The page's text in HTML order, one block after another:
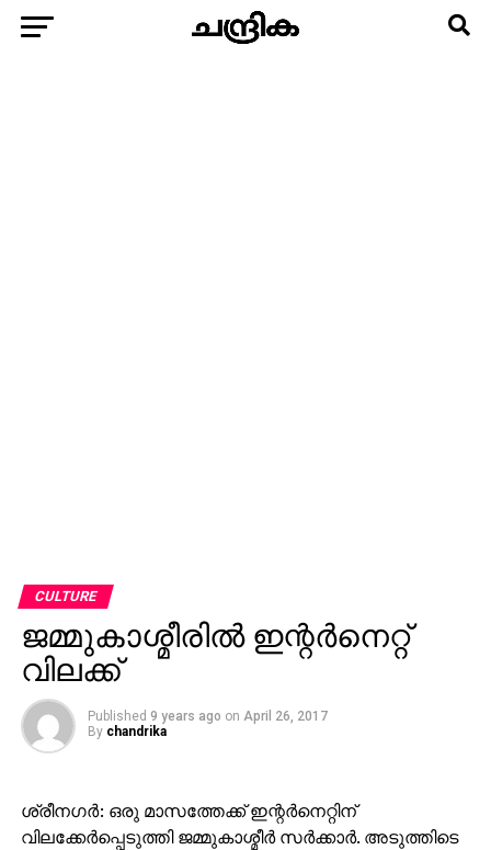
CULTURE
ജമ്മുകാശ്മീരില്‍ ഇന്റര്‍നെറ്റ്
വിലക്ക്
Published 9 years ago on April 26, 2017
By chandrika
ശ്രീനഗര്‍: ഒരു മാസത്തേക്ക് ഇന്റര്‍നെറ്റിന്
വിലക്കേര്‍പ്പെടുത്തി ജമ്മുകാശ്മീര്‍ സര്‍ക്കാര്‍. അടുത്തിടെ